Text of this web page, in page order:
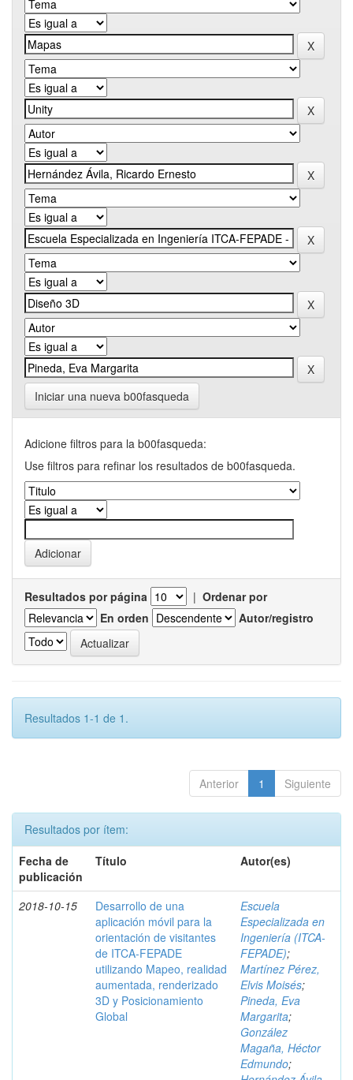
Iniciar una nueva b00fasqueda
Adicione filtros para la b00fasqueda:
Use filtros para refinar los resultados de b00fasqueda.
Resultados por página | Ordenar por
En orden
Autor/registro
Resultados 1-1 de 1.
Anterior 1 Siguiente
Resultados por ítem:
Fecha de
publicación
Título Autor(es)
2018-10-15
Desarrollo de una
aplicación móvil para la
orientación de visitantes
de ITCA-FEPADE
utilizando Mapeo, realidad
aumentada, renderizado
3D y Posicionamiento
Global
Escuela
Especializada en
Ingeniería (ITCA-
FEPADE);
Martínez Pérez,
Elvis Moisés;
Pineda, Eva
Margarita;
González
Magaña, Héctor
Edmundo;